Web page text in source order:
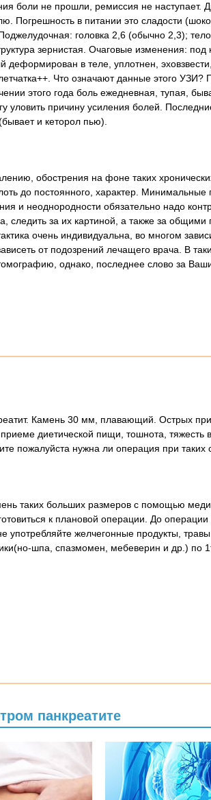
боли не прошли, ремиссия не наступает.
Погрешность в питании это сладости
головка 2,6 (обычно 2,3);
зернистая. Очаговые изменения: под
в теле, уплотнен,
Что означают данные этого УЗИ?
этого года боль ежедневная, тупая,
причину усиления болей.
и кеторол пью).
обострения на фоне таких
до постоянного, характер.
и неоднородности обязательно надо
за их картиной, а также за общими
очень индивидуальна, во многом
от подозрений лечащего врача. В
однако, последнее слово за
Камень 30 мм, плавающий. Острых
диетической пищи, тошнота, тяжесть
пожалуйста нужна ли операция при таких
таких больших размеров с помощью
к плановой операции. До
употребляйте желчегонные продукты,
шпа, спазмомен, мебеверин и др.) по
панкреатите